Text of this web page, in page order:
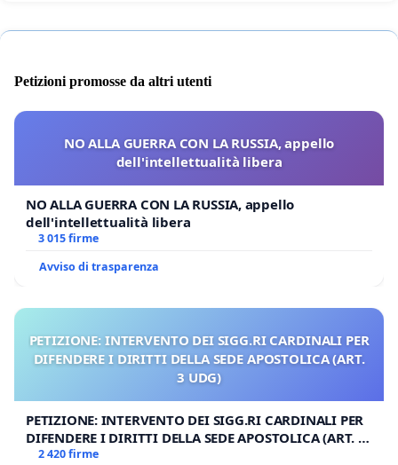
Petizioni promosse da altri utenti
NO ALLA GUERRA CON LA RUSSIA, appello
dell'intellettualità libera
NO ALLA GUERRA CON LA RUSSIA, appello
dell'intellettualità libera
3 015 firme
Avviso di trasparenza
PETIZIONE: INTERVENTO DEI SIGG.RI CARDINALI PER
DIFENDERE I DIRITTI DELLA SEDE APOSTOLICA (ART.
3 UDG)
PETIZIONE: INTERVENTO DEI SIGG.RI CARDINALI PER
DIFENDERE I DIRITTI DELLA SEDE APOSTOLICA (ART. 3
UDG)
2 420 firme